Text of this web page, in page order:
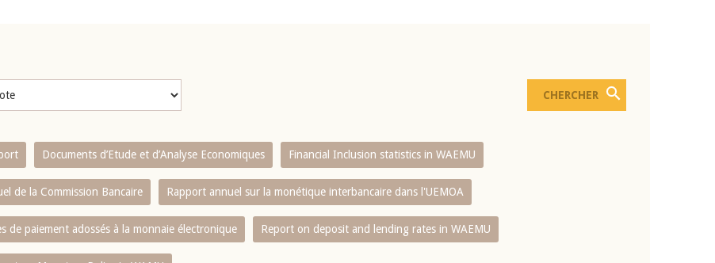
Documents d’Etude et d’Analyse Economiques Financial Inclusion statistics in WAEMU
de la Commission Bancaire Rapport annuel sur la monétique interbancaire dans l'UEMOA
de paiement adossés à la monnaie électronique Report on deposit and lending rates in WAEMU